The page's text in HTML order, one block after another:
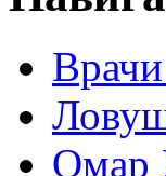
Омар